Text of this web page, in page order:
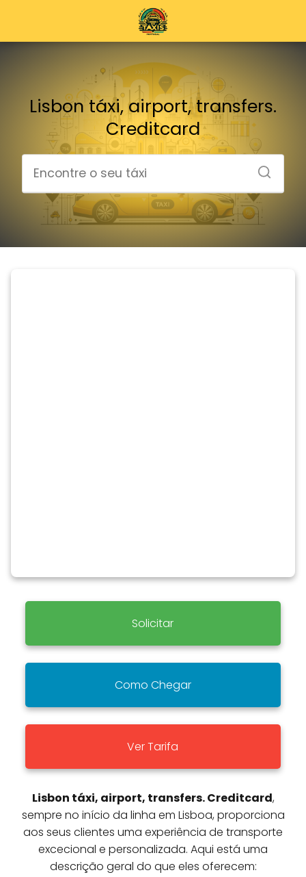
Lisbon táxi, airport, transfers.
Creditcard
Solicitar
Como Chegar
Ver Tarifa
Lisbon táxi, airport, transfers. Creditcard,
sempre no início da linha em Lisboa, proporciona
aos seus clientes uma experiência de transporte
excecional e personalizada. Aqui está uma
descrição geral do que eles oferecem: